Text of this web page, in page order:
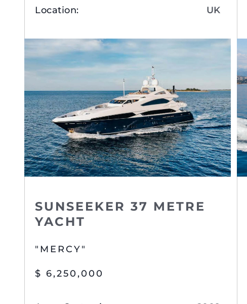
Location: UK
Visualizza Dettagli
SUNSEEKER 37 METRE
YACHT
"MERCY"
$ 6,250,000